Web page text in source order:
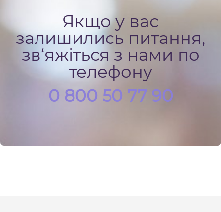
Якщо у вас
залишились питання,
зв‘яжіться з нами по
телефону
0 800 50 77 90